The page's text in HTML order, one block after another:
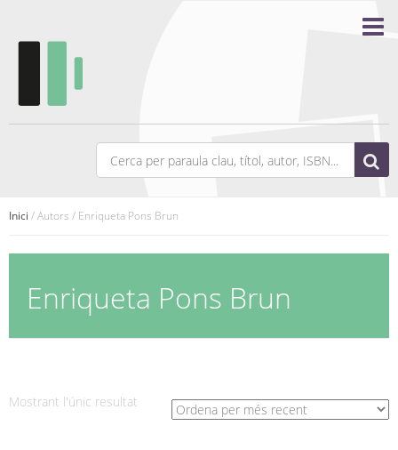
Inici / Autors / Enriqueta Pons Brun
Enriqueta Pons Brun
Mostrant l'únic resultat